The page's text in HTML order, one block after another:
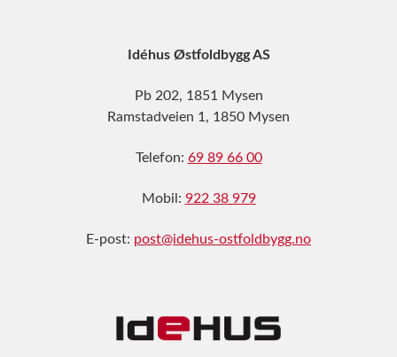
Idéhus Østfoldbygg AS
Pb 202, 1851 Mysen
Ramstadveien 1, 1850 Mysen
Telefon: 69 89 66 00
Mobil: 922 38 979
E-post: post@idehus-ostfoldbygg.no